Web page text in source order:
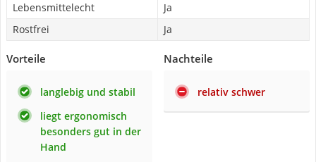
Lebensmittelecht
Ja
Rostfrei
Ja
Vorteile
langlebig und stabil
liegt ergonomisch
besonders gut in der
Hand
Nachteile
relativ schwer